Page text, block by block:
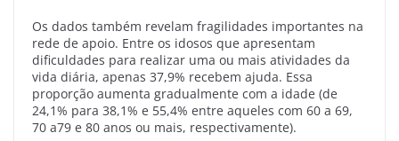
Os dados também revelam fragilidades importantes na
rede de apoio. Entre os idosos que apresentam
dificuldades para realizar uma ou mais atividades da
vida diária, apenas 37,9% recebem ajuda. Essa
proporção aumenta gradualmente com a idade (de
24,1% para 38,1% e 55,4% entre aqueles com 60 a 69,
70 a79 e 80 anos ou mais, respectivamente).